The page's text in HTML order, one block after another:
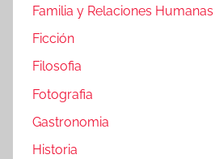
Familia y Relaciones Humanas
Ficción
Filosofia
Fotografia
Gastronomia
Historia